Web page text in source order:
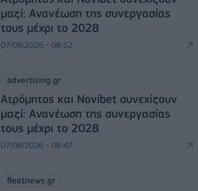
μαζί: Ανανέωση της συνεργασίας
τους μέχρι το 2028
07/08/2026 - 08:52
advertising.gr
Ατρόμητος και Novibet συνεχίζουν
μαζί: Ανανέωση της συνεργασίας
τους μέχρι το 2028
07/08/2026 - 08:47
fleetnews.gr